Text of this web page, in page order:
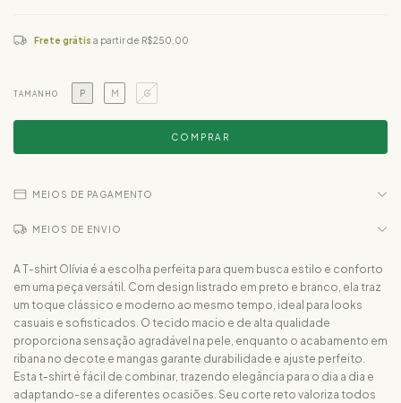
Frete grátis a partir de R$250,00
TAMANHO P M G
MEIOS DE PAGAMENTO
MEIOS DE ENVIO
A T-shirt Olívia é a escolha perfeita para quem busca estilo e conforto
em uma peça versátil. Com design listrado em preto e branco, ela traz
um toque clássico e moderno ao mesmo tempo, ideal para looks
casuais e sofisticados. O tecido macio e de alta qualidade
proporciona sensação agradável na pele, enquanto o acabamento em
ribana no decote e mangas garante durabilidade e ajuste perfeito.
Esta t-shirt é fácil de combinar, trazendo elegância para o dia a dia e
adaptando-se a diferentes ocasiões. Seu corte reto valoriza todos